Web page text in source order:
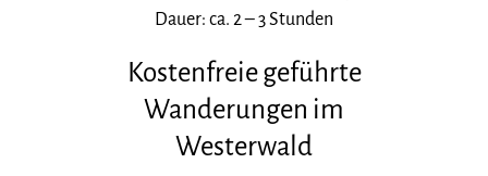
Dauer: ca. 2 – 3 Stunden
Kostenfreie geführte
Wanderungen im
Westerwald